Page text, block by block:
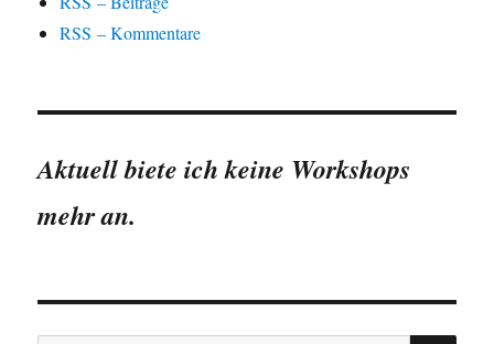
RSS – Kommentare
Aktuell biete ich keine Workshops
mehr an.